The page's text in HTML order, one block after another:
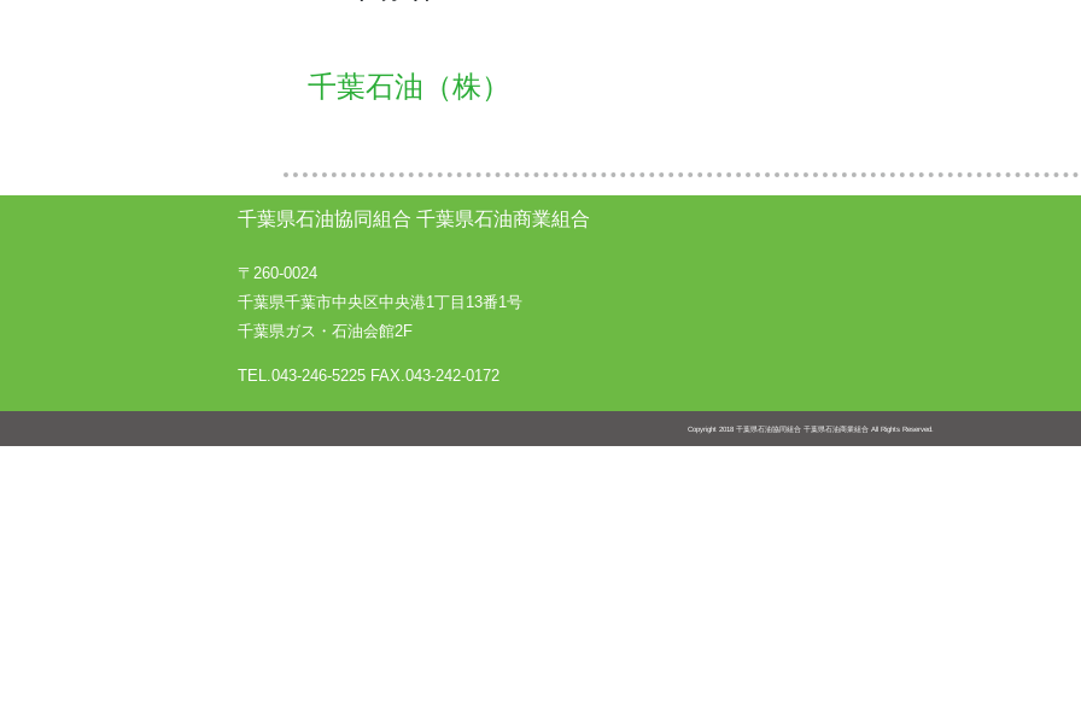
千葉石油（株）
千葉県石油協同組合 千葉県石油商業組合
〒260-0024
千葉県千葉市中央区中央港1丁目13番1号
千葉県ガス・石油会館2F
TEL.043-246-5225 FAX.043-242-0172
Copyright 2018 千葉県石油協同組合 千葉県石油商業組合 All Rights Reserved.